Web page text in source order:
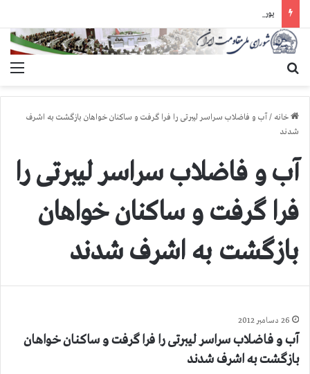
یورش وحشیانه گارد زندان اوین به سالن ۵ بند ۷ و ضرب و شتم زندانیان
خانه / آب و فاضلاب سراسر لیبرتی را فرا گرفت و ساکنان خواهان بازگشت به اشرف
شدند
آب و فاضلاب سراسر لیبرتی را
فرا گرفت و ساکنان خواهان
بازگشت به اشرف شدند
26 دسامبر 2012
آب و فاضلاب سراسر لیبرتی را فرا گرفت و ساکنان خواهان
بازگشت به اشرف شدند